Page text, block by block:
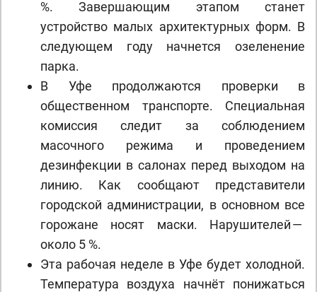
%. Завершающим этапом станет
устройство малых архитектурных форм. В
следующем году начнется озеленение
парка.
В Уфе продолжаются проверки в
общественном транспорте. Специальная
комиссия следит за соблюдением
масочного режима и проведением
дезинфекции в салонах перед выходом на
линию. Как сообщают представители
городской администрации, в основном все
горожане носят маски. Нарушителей —
около 5 %.
Эта рабочая неделе в Уфе будет холодной.
Температура воздуха начнёт понижаться